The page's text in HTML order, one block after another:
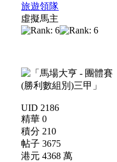
旅遊領隊
虛擬馬主
UID 2186
精華 0
積分 210
帖子 3675
港元 4368 萬